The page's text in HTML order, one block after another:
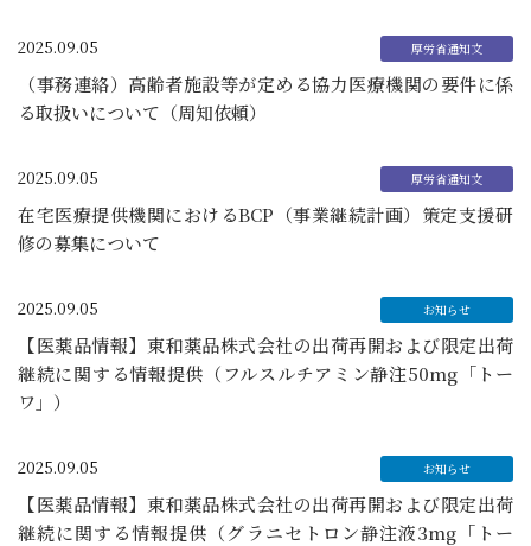
2025.09.05
（事務連絡）高齢者施設等が定める協力医療機関の要件に係
る取扱いについて（周知依頼）
2025.09.05
在宅医療提供機関におけるBCP（事業継続計画）策定支援研
修の募集について
2025.09.05
【医薬品情報】東和薬品株式会社の出荷再開および限定出荷
継続に関する情報提供（フルスルチアミン静注50mg「トー
ワ」）
2025.09.05
【医薬品情報】東和薬品株式会社の出荷再開および限定出荷
継続に関する情報提供（グラニセトロン静注液3mg「トー